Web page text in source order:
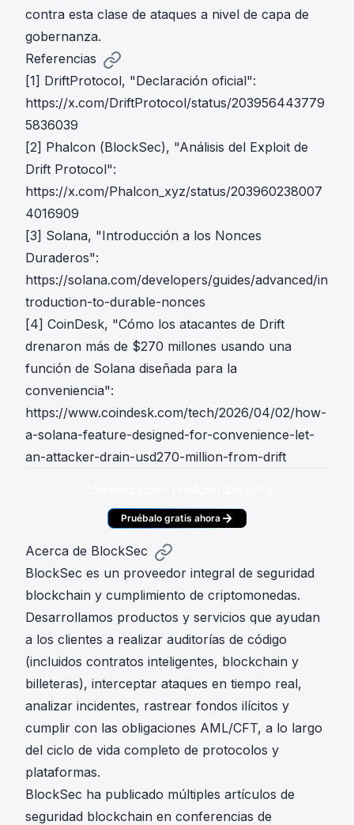
contra esta clase de ataques a nivel de capa de
gobernanza.
Referencias
[1] DriftProtocol, "Declaración oficial":
https://x.com/DriftProtocol/status/203956443779
5836039
[2] Phalcon (BlockSec), "Análisis del Exploit de
Drift Protocol":
https://x.com/Phalcon_xyz/status/203960238007
4016909
[3] Solana, "Introducción a los Nonces
Duraderos":
https://solana.com/developers/guides/advanced/in
troduction-to-durable-nonces
[4] CoinDesk, "Cómo los atacantes de Drift
drenaron más de $270 millones usando una
función de Solana diseñada para la
conveniencia":
https://www.coindesk.com/tech/2026/04/02/how-
a-solana-feature-designed-for-convenience-let-
an-attacker-drain-usd270-million-from-drift
Pruébalo gratis ahora
Acerca de BlockSec
BlockSec es un proveedor integral de seguridad
blockchain y cumplimiento de criptomonedas.
Desarrollamos productos y servicios que ayudan
a los clientes a realizar auditorías de código
(incluidos contratos inteligentes, blockchain y
billeteras), interceptar ataques en tiempo real,
analizar incidentes, rastrear fondos ilícitos y
cumplir con las obligaciones AML/CFT, a lo largo
del ciclo de vida completo de protocolos y
plataformas.
BlockSec ha publicado múltiples artículos de
seguridad blockchain en conferencias de